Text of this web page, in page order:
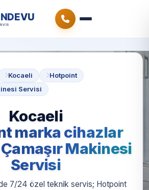
Kocaeli
Hotpoint
Servisi
Kocaeli
marka cihazlar
Makinesi
Servisi
7/24 özel teknik servis; Hotpoint